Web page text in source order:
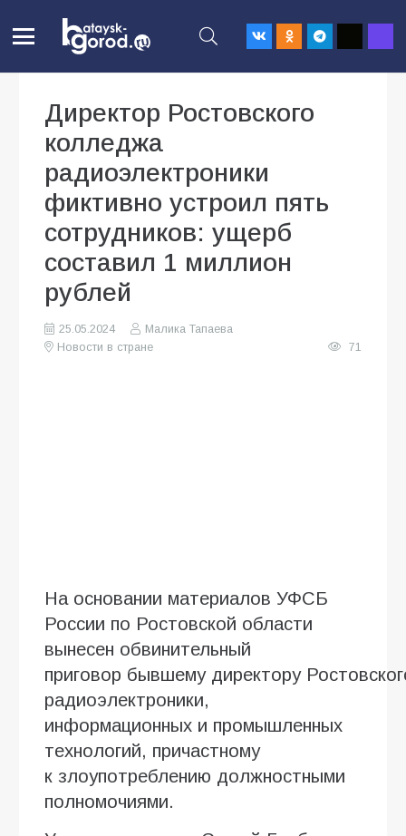
Директор Ростовского
колледжа
радиоэлектроники
фиктивно устроил пять
сотрудников: ущерб
составил 1 миллион
рублей
25.05.2024
Малика Тапаева
Новости в стране
71
На основании материалов УФСБ
России по Ростовской области
вынесен обвинительный
приговор бывшему директору
радиоэлектроники,
информационных и промышленных
технологий, причастному
к злоупотреблению должностными
полномочиями.